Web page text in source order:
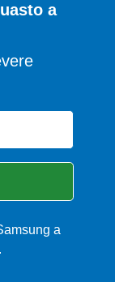
a
a